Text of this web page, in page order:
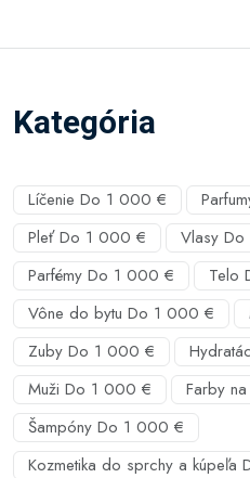
Kategória
Líčenie Do 1 000 €
Pleť Do 1 000 €
Vlasy
Parfémy Do 1 000 €
Telo
Vône do bytu Do 1 000 €
Zuby Do 1 000 €
Muži Do 1 000 €
Farby
Šampóny Do 1 000 €
Kozmetika do sprchy a kúpeľa